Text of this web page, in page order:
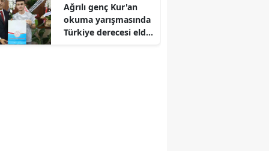
Edirne
Elazığ
Ağrılı genç Kur'an
okuma yarışmasında
Türkiye derecesi elde